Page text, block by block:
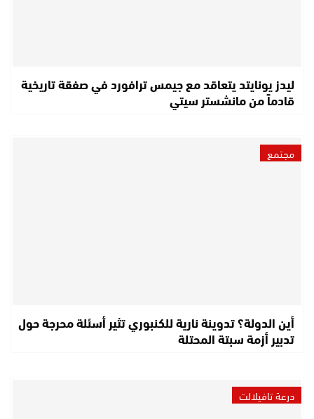
ليدز يونايتد يتعاقد مع جيمس ترافورد في صفقة تاريخية
قادماً من مانشستر سيتي
مجتمع
أين الدولة؟ تدوينة نارية للكنبوري تثير أسئلة محرجة حول
تدبير أزمة سبتة المحتلة
درعة تافيلالت